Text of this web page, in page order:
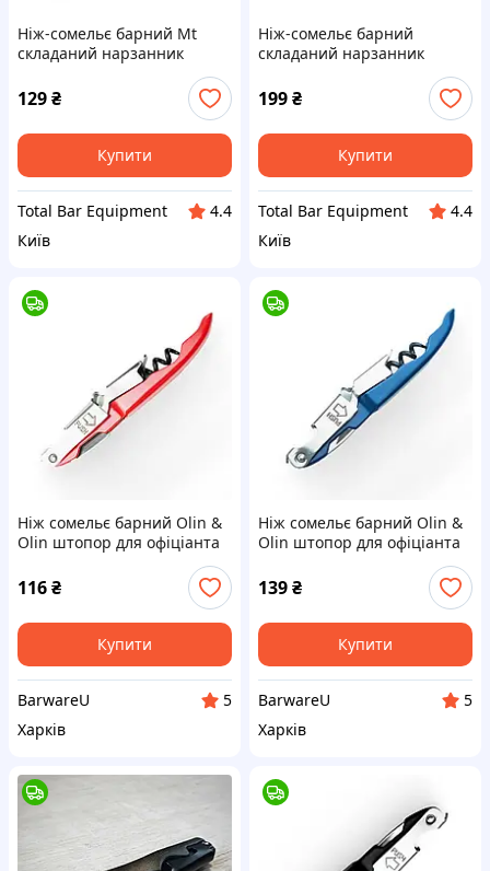
Ніж-сомельє барний Mt
складаний нарзанник
штопор відкривачка для
вина синій
129₴
Купити
Total Bar Equipment
4.4
Київ
Ніж-сомельє барний
складаний нарзанник
штопор відкривачка для
вина винний червоний
199₴
Купити
Total Bar Equipment
4.4
Київ
Ніж сомельє барний Olin &
Olin штопор для офіціанта
складаний з відкривашкою
та пилкою 12 см нарзаник
Червоний (m3n9-Nr-B-red)
116₴
Купити
BarwareU
5
Харків
Ніж сомельє барний Olin &
Olin штопор для офіціанта
складаний з відкривашкою
та пилкою 12 см нарзаник
Синій (f0r4-Nr-B-blue)
139₴
Купити
BarwareU
5
Харків